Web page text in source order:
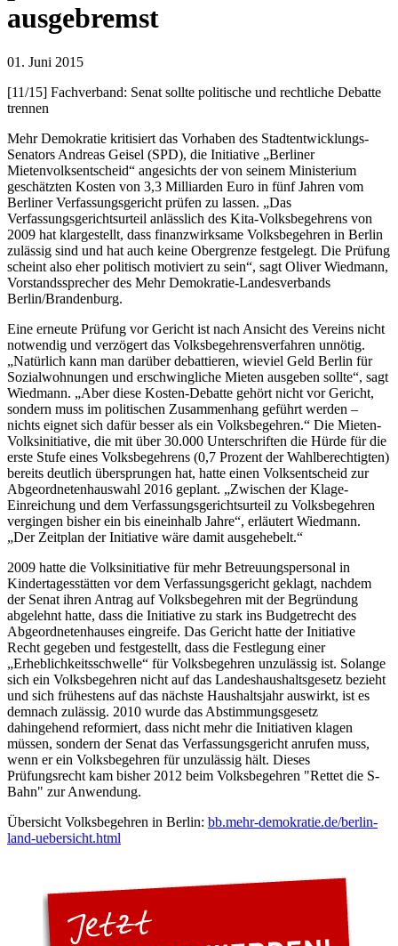
ausgebremst
01. Juni 2015
[11/15] Fachverband: Senat sollte politische und rechtliche Debatte
trennen
Mehr Demokratie kritisiert das Vorhaben des Stadtentwicklungs-
Senators Andreas Geisel (SPD), die Initiative „Berliner
Mietenvolksentscheid“ angesichts der von seinem Ministerium
geschätzten Kosten von 3,3 Milliarden Euro in fünf Jahren vom
Berliner Verfassungsgericht prüfen zu lassen. „Das
Verfassungsgerichtsurteil anlässlich des Kita-Volksbegehrens von
2009 hat klargestellt, dass finanzwirksame Volksbegehren in Berlin
zulässig sind und hat auch keine Obergrenze festgelegt. Die Prüfung
scheint also eher politisch motiviert zu sein“, sagt Oliver Wiedmann,
Vorstandssprecher des Mehr Demokratie-Landesverbands
Berlin/Brandenburg.
Eine erneute Prüfung vor Gericht ist nach Ansicht des Vereins nicht
notwendig und verzögert das Volksbegehrensverfahren unnötig.
„Natürlich kann man darüber debattieren, wieviel Geld Berlin für
Sozialwohnungen und erschwingliche Mieten ausgeben sollte“, sagt
Wiedmann. „Aber diese Kosten-Debatte gehört nicht vor Gericht,
sondern muss im politischen Zusammenhang geführt werden –
nichts eignet sich dafür besser als ein Volksbegehren.“ Die Mieten-
Volksinitiative, die mit über 30.000 Unterschriften die Hürde für die
erste Stufe eines Volksbegehrens (0,7 Prozent der Wahlberechtigten)
bereits deutlich übersprungen hat, hatte einen Volksentscheid zur
Abgeordnetenhauswahl 2016 geplant. „Zwischen der Klage-
Einreichung und dem Verfassungsgerichtsurteil zu Volksbegehren
vergingen bisher ein bis eineinhalb Jahre“, erläutert Wiedmann.
„Der Zeitplan der Initiative wäre damit ausgehebelt.“
2009 hatte die Volksinitiative für mehr Betreuungspersonal in
Kindertagesstätten vor dem Verfassungsgericht geklagt, nachdem
der Senat ihren Antrag auf Volksbegehren mit der Begründung
abgelehnt hatte, dass die Initiative zu stark ins Budgetrecht des
Abgeordnetenhauses eingreife. Das Gericht hatte der Initiative
Recht gegeben und festgestellt, dass die Festlegung einer
„Erheblichkeitsschwelle“ für Volksbegehren unzulässig ist. Solange
sich ein Volksbegehren nicht auf das Landeshaushaltsgesetz bezieht
und sich frühestens auf das nächste Haushaltsjahr auswirkt, ist es
demnach zulässig. 2010 wurde das Abstimmungsgesetz
dahingehend reformiert, dass nicht mehr die Initiativen klagen
müssen, sondern der Senat das Verfassungsgericht anrufen muss,
wenn er ein Volksbegehren für unzulässig hält. Dieses
Prüfungsrecht kam bisher 2012 beim Volksbegehren "Rettet die S-
Bahn" zur Anwendung.
Übersicht Volksbegehren in Berlin: bb.mehr-demokratie.de/berlin-
land-uebersicht.html